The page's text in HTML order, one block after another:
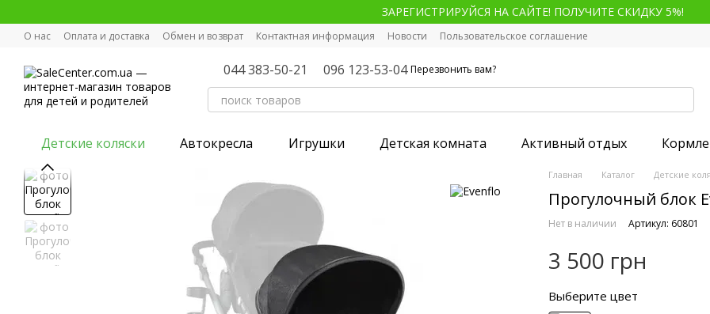
ЗАРЕГИСТРИРУЙСЯ НА САЙТЕ! ПОЛУЧИТЕ СКИДКУ 5%!
О нас Оплата и доставка Обмен и возврат Контактная информация Новости Пользовательское соглашение
044 383-50-21 096 123-53-04 Перезвонить вам?
Детские коляски Автокресла Игрушки Детская комната Активный отдых
Главная Каталог Детские
Прогулочный блок
Нет в наличии Артикул: 60801
3 500 грн
Выберите цвет